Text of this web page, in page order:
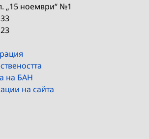
„15 ноември“ №1
на БАН
на сайта